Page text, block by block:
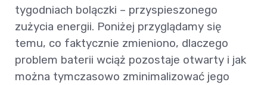
tygodniach bolączki – przyspieszonego
zużycia energii. Poniżej przyglądamy się
temu, co faktycznie zmieniono, dlaczego
problem baterii wciąż pozostaje otwarty i jak
można tymczasowo zminimalizować jego